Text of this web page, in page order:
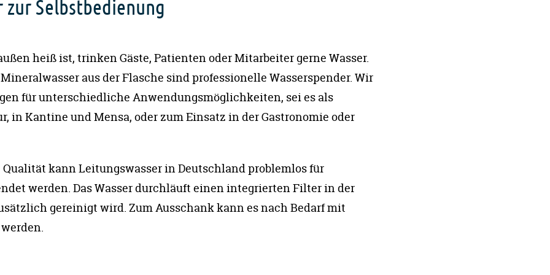
zur Selbstbedienung
heiß ist, trinken Gäste, Patienten oder Mitarbeiter gerne Wasser.
aus der Flasche sind professionelle Wasserspender. Wir
für unterschiedliche Anwendungsmöglichkeiten, sei es als
in Kantine und Mensa, oder zum Einsatz in der Gastronomie oder
Qualität kann Leitungswasser in Deutschland problemlos für
werden. Das Wasser durchläuft einen integrierten Filter in der
gereinigt wird. Zum Ausschank kann es nach Bedarf mit